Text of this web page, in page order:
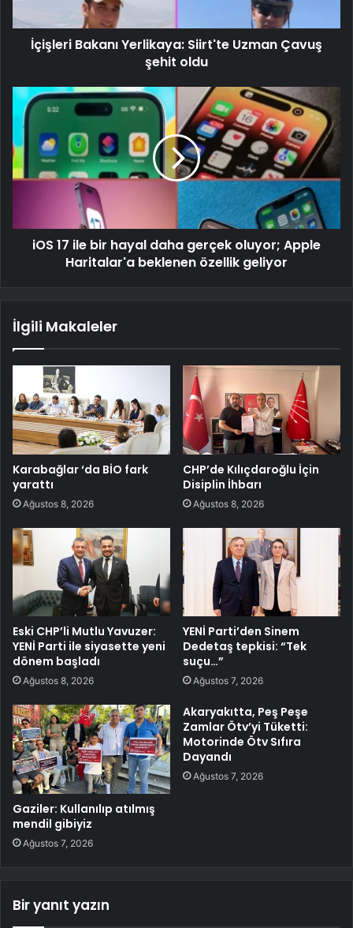
İçişleri Bakanı Yerlikaya: Siirt'te Uzman Çavuş
şehit oldu
iOS 17 ile bir hayal daha gerçek oluyor; Apple
Haritalar'a beklenen özellik geliyor
İlgili Makaleler
Karabağlar ‘da BİO fark
yarattı
Ağustos 8, 2026
CHP’de Kılıçdaroğlu İçin
Disiplin İhbarı
Ağustos 8, 2026
Eski CHP’li Mutlu Yavuzer:
YENİ Parti ile siyasette yeni
dönem başladı
Ağustos 8, 2026
YENİ Parti’den Sinem
Dedetaş tepkisi: “Tek
suçu…”
Ağustos 7, 2026
Gaziler: Kullanılıp atılmış
mendil gibiyiz
Ağustos 7, 2026
Akaryakıtta, Peş Peşe
Zamlar Ötv’yi Tüketti:
Motorinde Ötv Sıfıra
Dayandı
Ağustos 7, 2026
Bir yanıt yazın